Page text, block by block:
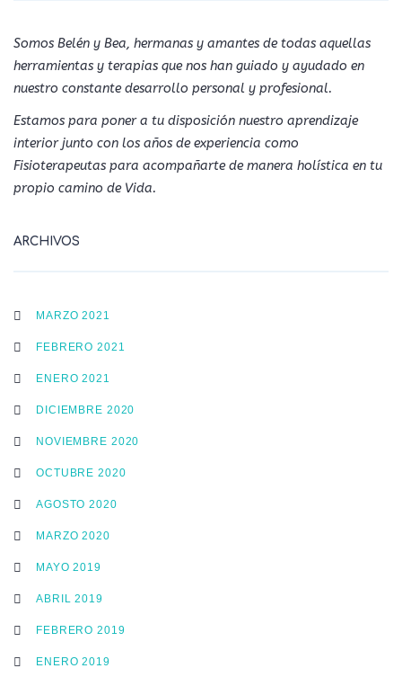
Somos Belén y Bea, hermanas y amantes de todas aquellas
herramientas y terapias que nos han guiado y ayudado en
nuestro constante desarrollo personal y profesional.
Estamos para poner a tu disposición nuestro aprendizaje
interior junto con los años de experiencia como
Fisioterapeutas para acompañarte de manera holística en tu
propio camino de Vida.
ARCHIVOS
MARZO 2021
FEBRERO 2021
ENERO 2021
DICIEMBRE 2020
NOVIEMBRE 2020
OCTUBRE 2020
AGOSTO 2020
MARZO 2020
MAYO 2019
ABRIL 2019
FEBRERO 2019
ENERO 2019